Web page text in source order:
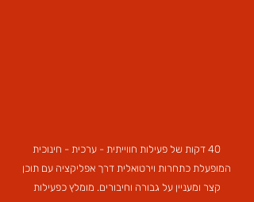
40 דקות של פעילות חווייתית - ערכית - חינוכית
המופעלת כתחרות וירטואלית דרך אפליקציה עם תוכן
קצר ומעניין על גבורה וחיבורים. מומלץ כפעילות